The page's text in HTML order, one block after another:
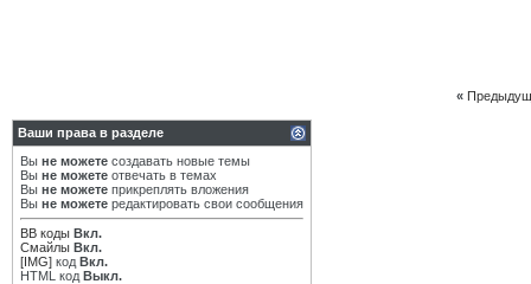
«
Ваши права в разделе
Вы не можете создавать новые темы
Вы не можете отвечать в темах
Вы не можете прикреплять вложения
Вы не можете редактировать свои сообщения
BB коды Вкл.
Смайлы Вкл.
[IMG] код Вкл.
HTML код Выкл.